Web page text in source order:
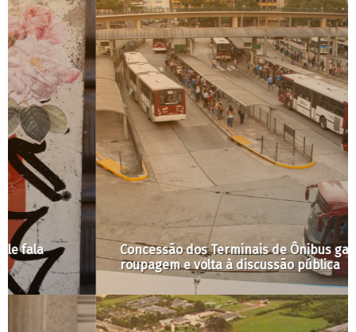
Concessão dos Terminais de Ônibus ganha nova
roupagem e volta à discussão pública